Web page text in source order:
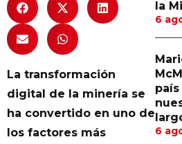
La transformación
digital de la minería se
ha convertido en uno de
los factores más
la
6
6